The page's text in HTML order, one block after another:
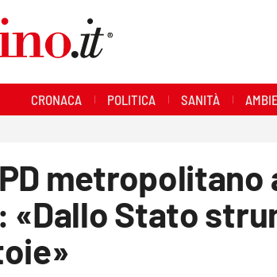
CRONACA POLITICA SANITÀ
metropolitano
«Dallo Stato